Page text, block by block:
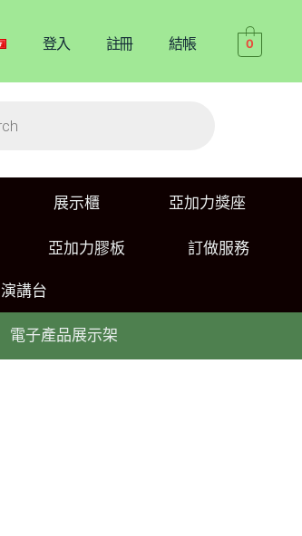
登入 註冊 結帳 0
展示櫃 亞加力獎座
亞加力膠板 訂做服務
演講台
電子產品展示架